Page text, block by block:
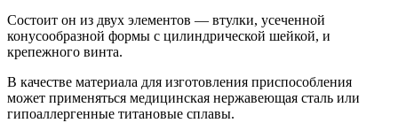
Состоит он из двух элементов — втулки, усеченной
конусообразной формы с цилиндрической шейкой, и
крепежного винта.
В качестве материала для изготовления приспособления
может применяться медицинская нержавеющая сталь или
гипоаллергенные титановые сплавы.